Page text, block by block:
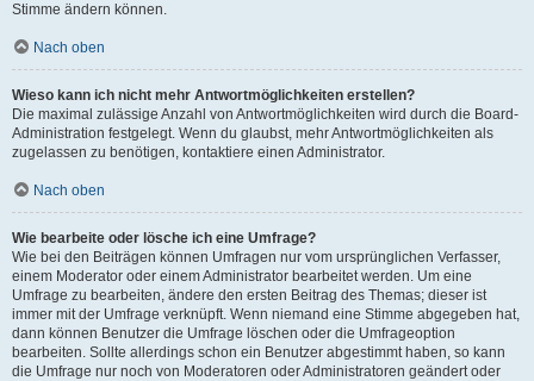
Stimme ändern können.
Nach oben
Wieso kann ich nicht mehr Antwortmöglichkeiten erstellen?
Die maximal zulässige Anzahl von Antwortmöglichkeiten wird durch die Board-
Administration festgelegt. Wenn du glaubst, mehr Antwortmöglichkeiten als
zugelassen zu benötigen, kontaktiere einen Administrator.
Nach oben
Wie bearbeite oder lösche ich eine Umfrage?
Wie bei den Beiträgen können Umfragen nur vom ursprünglichen Verfasser,
einem Moderator oder einem Administrator bearbeitet werden. Um eine
Umfrage zu bearbeiten, ändere den ersten Beitrag des Themas; dieser ist
immer mit der Umfrage verknüpft. Wenn niemand eine Stimme abgegeben hat,
dann können Benutzer die Umfrage löschen oder die Umfrageoption
bearbeiten. Sollte allerdings schon ein Benutzer abgestimmt haben, so kann
die Umfrage nur noch von Moderatoren oder Administratoren geändert oder